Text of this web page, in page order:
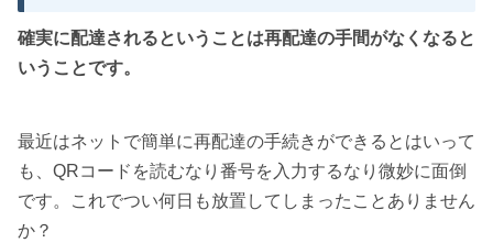
確実に配達されるということは再配達の手間がなくなると
いうことです。
最近はネットで簡単に再配達の手続きができるとはいって
も、QRコードを読むなり番号を入力するなり微妙に面倒
です。これでつい何日も放置してしまったことありません
か？